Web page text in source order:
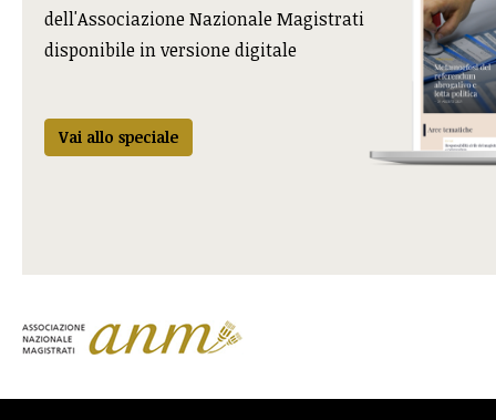
dell'Associazione Nazionale Magistrati
disponibile in versione digitale
Vai allo speciale